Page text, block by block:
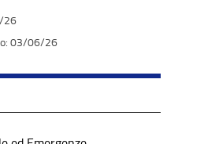
26
03/06/26